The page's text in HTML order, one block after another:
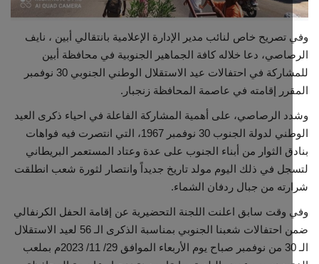
خاص لنائب مدير الإدارة الإعلامية بانتقالي أبين ، نايف
دعا خلاله كافة الجماهير الجنوبية في محافظة أبين
للمشاركة في احتفالات عيد الاستقلال الوطني الجنوبي 30 نوفمبر
إقامته في عاصمة المحافظة زنجبار.
الرصاصي، على أهمية المشاركة الفاعلة في احياء ذكرى العيد
الوطني لدولة الجنوب 30 نوفمبر 1967، التي انتصرت فيه فواهات
الثوار من أبناء الجنوب على عدة وعتاد المستعمر البريطاني
في ذلك اليوم مولد تاريخ جديداً وانتصار لثورة شعب انطلقت
من جبال ردفان الشماء.
وقت سابق اعلنت اللجنة التحضيرية عن إقامة الحفل الكرنفالي
ضمن احتفالات شعبنا الجنوبي بمناسبة الذكرى الـ 56 لعيد الاستقلال
الـ 30 من نوفمبر صباح يوم الأربعاء الموافق 29/ 11/ 2023م بملعب